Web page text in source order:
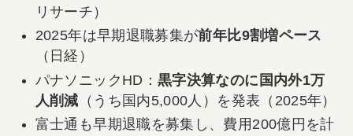
リサーチ）
2025年は早期退職募集が前年比9割増ペース
（日経）
パナソニックHD：黒字決算なのに国内外1万
人削減 （うち国内5,000人）を発表（2025年）
富士通も早期退職を募集し、費用200億円を計